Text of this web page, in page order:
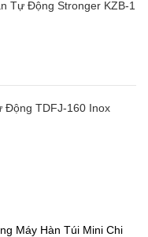
Tự Động Stronger KZB-1
Động TDFJ-160 Inox
Máy Hàn Túi Mini Chi